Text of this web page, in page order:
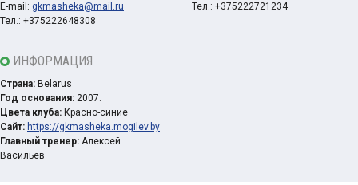
E-mail: gkmasheka@mail.ru
Тел.: +375222648308
Тел.: +375222721234
ИНФОРМАЦИЯ
Страна: Belarus
Год основания: 2007.
Цвета клуба: Красно-синие
Сайт: https://gkmasheka.mogilev.by
Главный тренер: Алексей
Васильев